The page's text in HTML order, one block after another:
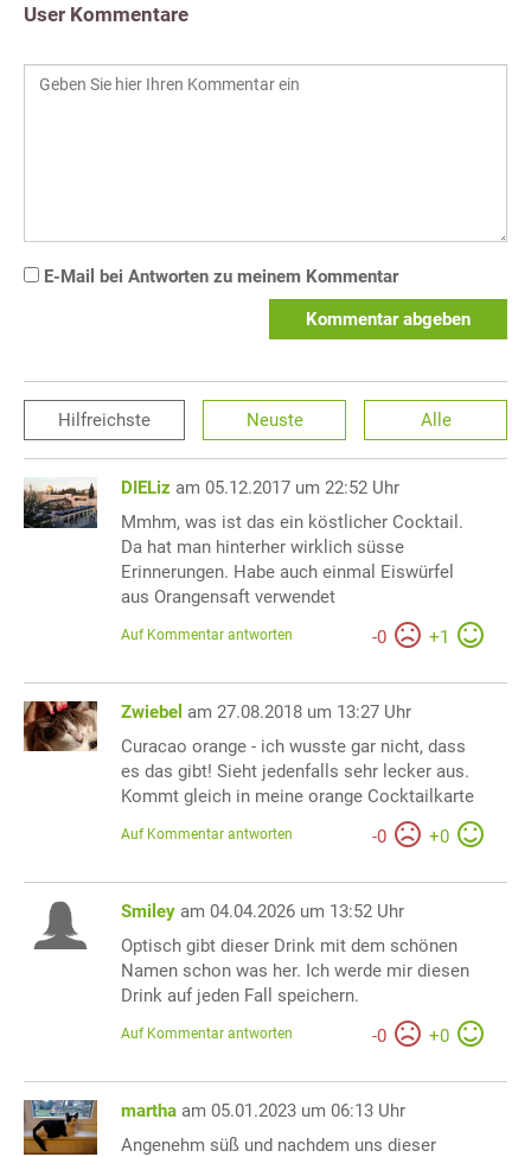
User Kommentare
E-Mail bei Antworten zu meinem Kommentar
Kommentar abgeben
Hilfreichste Neuste Alle
DIELiz am 05.12.2017 um 22:52 Uhr
Mmhm, was ist das ein köstlicher Cocktail.
Da hat man hinterher wirklich süsse
Erinnerungen. Habe auch einmal Eiswürfel
aus Orangensaft verwendet
-0 +1
Auf Kommentar antworten
Zwiebel am 27.08.2018 um 13:27 Uhr
Curacao orange - ich wusste gar nicht, dass
es das gibt! Sieht jedenfalls sehr lecker aus.
Kommt gleich in meine orange Cocktailkarte
-0 +0
Auf Kommentar antworten
Smiley am 04.04.2026 um 13:52 Uhr
Optisch gibt dieser Drink mit dem schönen
Namen schon was her. Ich werde mir diesen
Drink auf jeden Fall speichern.
-0 +0
Auf Kommentar antworten
martha am 05.01.2023 um 06:13 Uhr
Angenehm süß und nachdem uns dieser